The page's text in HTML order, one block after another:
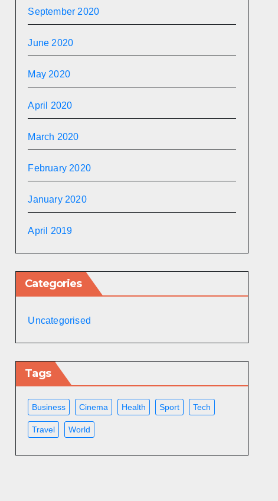
September 2020
June 2020
May 2020
April 2020
March 2020
February 2020
January 2020
April 2019
Categories
Uncategorised
Tags
Business Cinema Health Sport Tech
Travel World